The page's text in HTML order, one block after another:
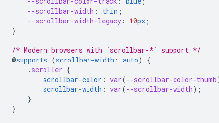
--scrollbar-width : thin ;
--scrollbar-width-legacy : 10px ;
}
/* Modern browsers with `scrollbar-*` support */
@supports (scrollbar-width : auto)
{
. scroller {
scrollbar-color : var(--scrollbar-color-thumb
scrollbar-width : var(--scrollbar-width);
}
}